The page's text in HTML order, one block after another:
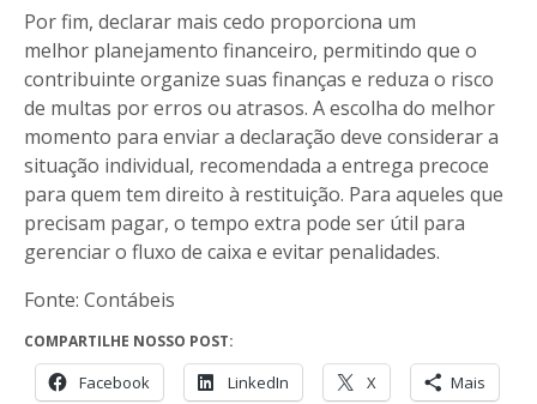
Por fim, declarar mais cedo proporciona um
melhor planejamento financeiro, permitindo que o
contribuinte organize suas finanças e reduza o risco
de multas por erros ou atrasos. A escolha do melhor
momento para enviar a declaração deve considerar a
situação individual, recomendada a entrega precoce
para quem tem direito à restituição. Para aqueles que
precisam pagar, o tempo extra pode ser útil para
gerenciar o fluxo de caixa e evitar penalidades.
Fonte: Contábeis
COMPARTILHE NOSSO POST:
Facebook LinkedIn X Mais